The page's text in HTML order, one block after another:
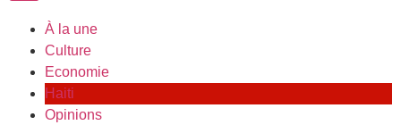
À la une
Culture
Economie
Haiti
Opinions